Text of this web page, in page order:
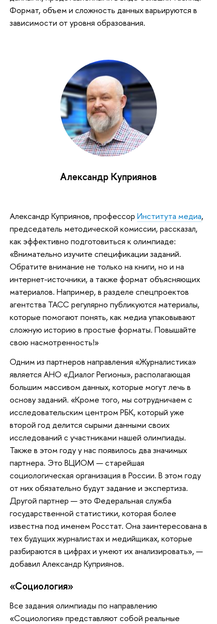
Формат, объем и сложность данных варьируются в
зависимости от уровня образования.
Александр Куприянов
Александр Куприянов, профессор Института медиа,
председатель методической комиссии, рассказал,
как эффективно подготовиться к олимпиаде:
«Внимательно изучите спецификации заданий.
Обратите внимание не только на книги, но и на
интернет-источники, а также формат объясняющих
материалов. Например, в разделе спецпроектов
агентства ТАСС регулярно публикуются материалы,
которые помогают понять, как медиа упаковывают
сложную историю в простые форматы. Повышайте
свою насмотренность!»
Одним из партнеров направления «Журналистика»
является АНО «Диалог Регионы», располагающая
большим массивом данных, которые могут лечь в
основу заданий. «Кроме того, мы сотрудничаем с
исследовательским центром РБК, который уже
второй год делится сырыми данными своих
исследований с участниками нашей олимпиады.
Также в этом году у нас появилось два значимых
партнера. Это ВЦИОМ — старейшая
социологическая организация в России. В этом году
от них обязательно будут задание и экспертиза.
Другой партнер — это Федеральная служба
государственной статистики, которая более
известна под именем Росстат. Она заинтересована в
тех будущих журналистах и медийщиках, которые
разбираются в цифрах и умеют их анализировать», —
добавил Александр Куприянов.
«Социология»
Все задания олимпиады по направлению
«Социология» представляют собой реальные